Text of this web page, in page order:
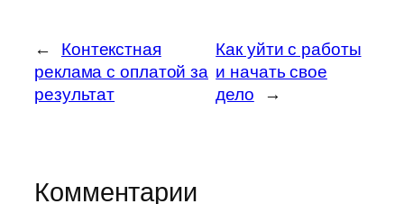
←
Контекстная
реклама с оплатой за
результат
Как уйти с работы
и начать свое
дело
→
Комментарии